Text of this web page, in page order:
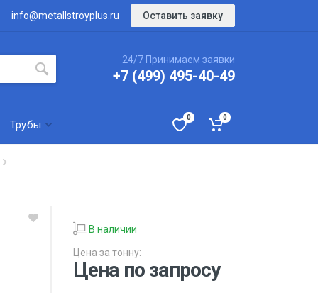
info@metallstroyplus.ru Оставить заявку
24/7 Принимаем заявки
+7 (499) 495-40-49
Трубы
0 0
В наличии
Цена за тонну:
Цена по запросу